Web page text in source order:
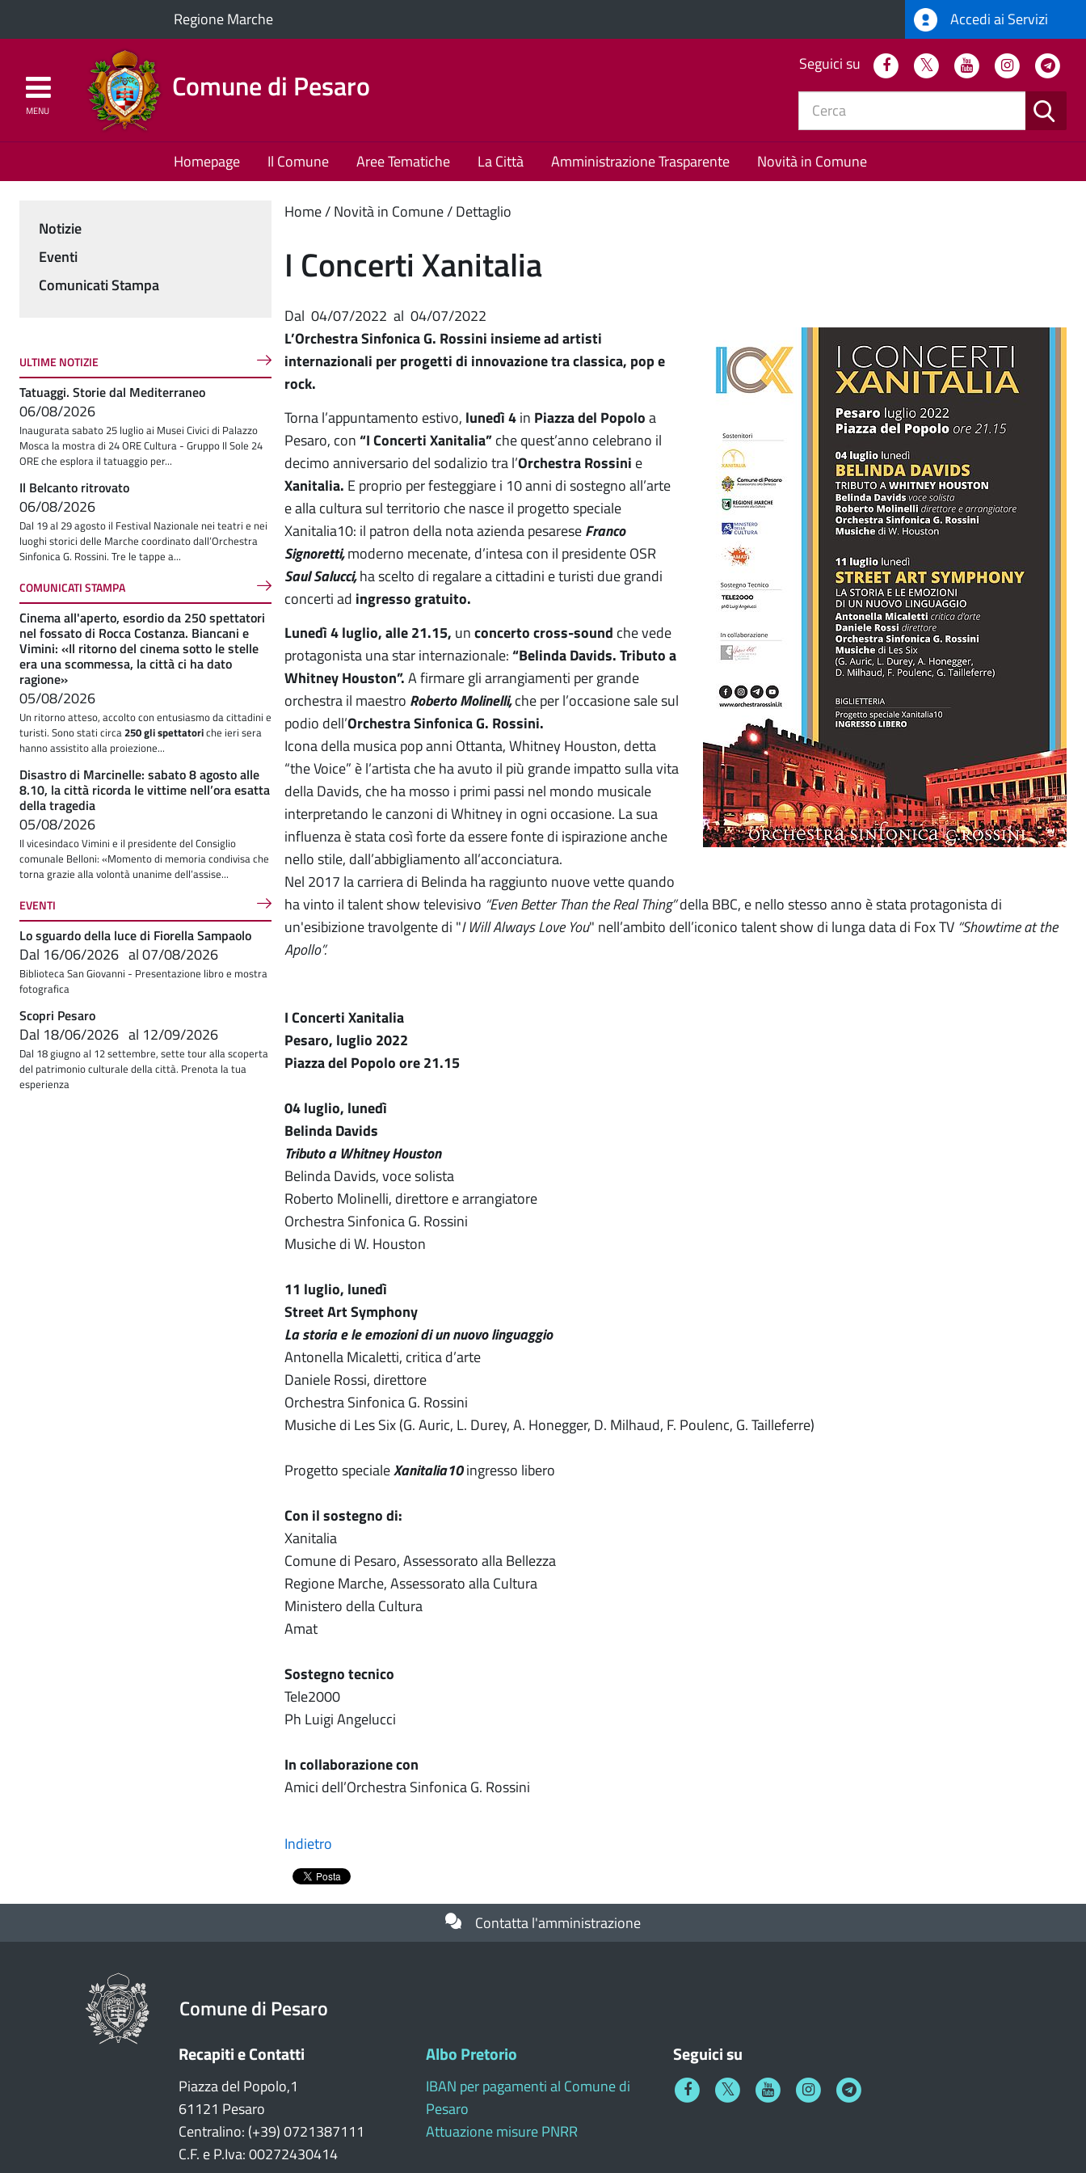
Regione Marche Accedi ai Servizi
Comune di Pesaro
Seguici su FacebookTwitter Youtube Instagram
MENU
Homepage Il Comune Aree Tematiche La Città Amministrazione Trasparente Novità in Comune
Contenuto
principale
Home Novità in Comune Dettaglio
I Concerti Xanitalia
Dal 04/07/2022 al 04/07/2022
L’Orchestra Sinfonica G. Rossini insieme ad artisti
internazionali per progetti di innovazione tra classica, pop e
rock.
Torna l’appuntamento estivo, lunedì 4in Piazza del Popoloa
Pesaro, con“I Concerti Xanitalia”che quest’anno celebrano il
decimo anniversario del sodalizio tra l’Orchestra Rossini e
Xanitalia. E proprio per festeggiare i 10 anni di sostegno all’arte
e alla cultura sul territorio che nasce il progetto speciale
Xanitalia10: il patron della nota azienda pesareseFranco
Signoretti,moderno mecenate, d’intesa con il presidente OSR
Saul Salucci,ha scelto di regalare a cittadini e turisti due grandi
concerti ad ingresso gratuito.
Lunedì 4 luglio, alle 21.15, unconcerto cross-sound che vede
protagonista una star internazionale:“Belinda Davids. Tributo a
Whitney Houston”.A firmare gli arrangiamenti per grande
orchestra il maestro Roberto Molinelli,che per l’occasione sale sul
podio dell’Orchestra Sinfonica G. Rossini.
Icona della musica pop anni Ottanta, Whitney Houston, detta
“the Voice” è l’artista che ha avuto il più grande impatto sulla vita
della Davids, che ha mosso i primi passi nel mondo musicale
interpretando le canzoni di Whitney in ogni occasione. La sua
influenza è stata così forte da essere fonte di ispirazione anche
nello stile, dall’abbigliamento all’acconciatura.
Nel 2017 la carriera di Belinda ha raggiunto nuove vette quando
ha vinto il talent show televisivo “Even Better Than the Real Thing”della BBC, e nello stesso anno è stata protagonista di
un'esibizione travolgente di "I Will Always Love You" nell’ambito dell’iconico talent show di lunga data di Fox TV “Showtime at the
Apollo”.
I Concerti Xanitalia
Pesaro, luglio 2022
Piazza del Popolo ore 21.15
04 luglio, lunedì
Belinda Davids
Tributo a Whitney Houston
Belinda Davids, voce solista
Roberto Molinelli, direttore e arrangiatore
Orchestra Sinfonica G. Rossini
Musiche di W. Houston
11 luglio, lunedì
Street Art Symphony
La storia e le emozioni di un nuovo linguaggio
Antonella Micaletti, critica d’arte
Daniele Rossi, direttore
Orchestra Sinfonica G. Rossini
Musiche di Les Six (G. Auric, L. Durey, A. Honegger, D. Milhaud, F. Poulenc, G. Tailleferre)
Progetto specialeXanitalia10ingresso libero
Con il sostegno di:
Xanitalia
Comune di Pesaro, Assessorato alla Bellezza
Regione Marche, Assessorato alla Cultura
Ministero della Cultura
Amat
Sostegno tecnico
Tele2000
Ph Luigi Angelucci
In collaborazione con
Amici dell’Orchestra Sinfonica G. Rossini
Indietro
Menu
Notizie
Eventi
Comunicati Stampa
ULTIME NOTIZIE
Tatuaggi. Storie dal Mediterraneo
06/08/2026
Inaugurata sabato 25 luglio ai Musei Civici di Palazzo
Mosca la mostra di 24 ORE Cultura - Gruppo Il Sole 24
ORE che esplora il tatuaggio per...
Il Belcanto ritrovato
06/08/2026
Dal 19 al 29 agosto il Festival Nazionale nei teatri e nei
luoghi storici delle Marche coordinato dall’Orchestra
Sinfonica G. Rossini. Tre le tappe a...
COMUNICATI STAMPA
Cinema all'aperto, esordio da 250 spettatori
nel fossato di Rocca Costanza. Biancani e
Vimini: «Il ritorno del cinema sotto le stelle
era una scommessa, la città ci ha dato
ragione»
05/08/2026
Un ritorno atteso, accolto con entusiasmo da cittadini e
turisti. Sono stati circa250 gli spettatoriche ieri sera
hanno assistito alla proiezione...
Disastro di Marcinelle: sabato 8 agosto alle
8.10, la città ricorda le vittime nell’ora esatta
della tragedia
05/08/2026
Il vicesindaco Vimini e il presidente del Consiglio
comunale Belloni: «Momento di memoria condivisa che
torna grazie alla volontà unanime dell’assise...
EVENTI
Lo sguardo della luce di Fiorella Sampaolo
Dal 16/06/2026 al07/08/2026
Biblioteca San Giovanni - Presentazione libro e mostra
fotografica
Scopri Pesaro
Dal 18/06/2026 al 12/09/2026
Dal 18 giugno al 12 settembre, sette tour alla scoperta
del patrimonio culturale della città. Prenota la tua
esperienza
Contatta l'amministrazione
Comune di Pesaro
Recapiti e Contatti
Piazza del Popolo,1
61121 Pesaro
Centralino: (+39) 0721387111
C.F. e P.Iva: 00272430414
Albo Pretorio
IBAN per pagamenti al Comune di
Pesaro
Attuazione misure PNRR
Seguici su
FacebookTwitter YoutubeInstagramTelegram